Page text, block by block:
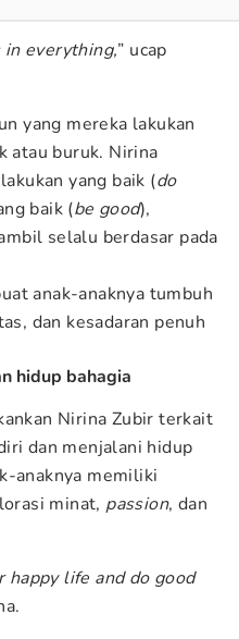
in everything,” ucap
yang mereka lakukan
atau buruk. Nirina
yang baik (do
baik (be good),
selalu berdasar pada
anak-anaknya tumbuh
dan kesadaran penuh
hidup bahagia
Nirina Zubir terkait
dan menjalani hidup
anaknya memiliki
minat, passion, dan
life and do good